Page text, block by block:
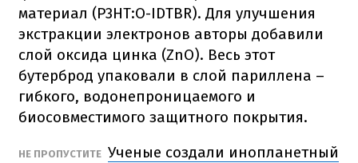
материал (P3HT:O-IDTBR). Для улучшения
экстракции электронов авторы добавили
слой оксида цинка (ZnO). Весь этот
бутерброд упаковали в слой париллена –
гибкого, водонепроницаемого и
биосовместимого защитного покрытия.
НЕ ПРОПУСТИТЕ Ученые создали инопланетный